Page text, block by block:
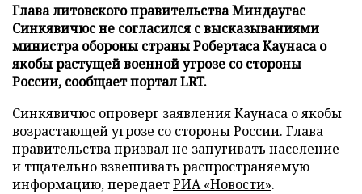
Глава литовского правительства Миндаугас
Синкявичюс не согласился с высказываниями
министра обороны страны Робертаса Каунаса о
якобы растущей военной угрозе со стороны
России, сообщает портал LRT.
Синкявичюс опроверг заявления Каунаса о якобы
возрастающей угрозе со стороны России. Глава
правительства призвал не запугивать население
и тщательно взвешивать распространяемую
информацию, передаетРИА «Новости».